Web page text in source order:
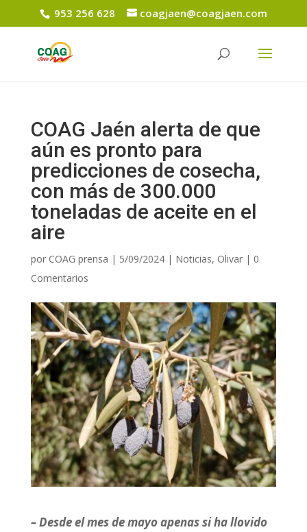
953 256 628 coagjaen@coagjaen.com
COAG Jaén alerta de que
aún es pronto para
predicciones de cosecha,
con más de 300.000
toneladas de aceite en el
aire
por COAG prensa | 5/09/2024| Noticias, Olivar| 0
Comentarios
– Desde el mes de mayo apenas si ha llovido